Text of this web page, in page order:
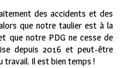
des accidents et des
que notre taulier est à la
que notre PDG ne cesse de
depuis 2016 et peut-être
travail. Il est bien temps !